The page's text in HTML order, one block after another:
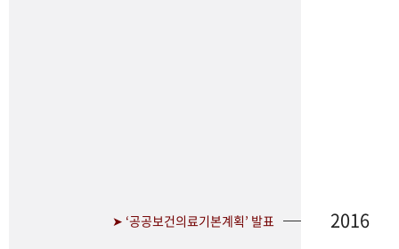
➤ ‘공공보건의료기본계획’ 발표 2016